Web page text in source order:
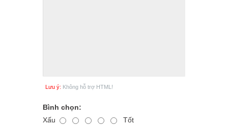
Lưu ý: Không hỗ trợ HTML!
Bình chọn:
Xấu
Tốt